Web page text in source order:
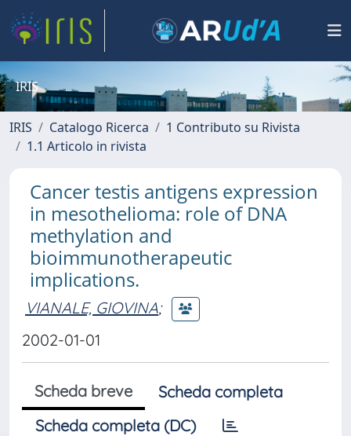
IRIS
IRIS Catalogo Ricerca
1 Contributo su Rivista
1.1 Articolo in rivista
Cancer testis antigens expression
in mesothelioma: role of DNA
methylation and
bioimmunotherapeutic
implications.
VIANALE, GIOVINA;
2002-01-01
Scheda breve
Scheda completa
Scheda completa (DC)